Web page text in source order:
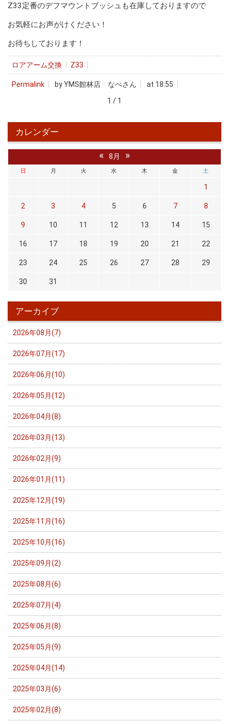
Z33定番のデフマウントブッシュも在庫しておりますので
お気軽にお声がけください！
お待ちしております！
ロアアーム交換 Z33
Permalink by YMS館林店 なべさん
at 18:55
1 / 1
カレンダー
« 8月 »
日 月 火 水 木 金 土
1
2 3 4 5 6 7 8
9 10 11 12 13 14 15
16 17 18 19 20 21 22
23 24 25 26 27 28 29
30 31
アーカイブ
2026年08月(7)
2026年07月(17)
2026年06月(10)
2026年05月(12)
2026年04月(8)
2026年03月(13)
2026年02月(9)
2026年01月(11)
2025年12月(19)
2025年11月(16)
2025年10月(16)
2025年09月(2)
2025年08月(6)
2025年07月(4)
2025年06月(8)
2025年05月(9)
2025年04月(14)
2025年03月(6)
2025年02月(8)